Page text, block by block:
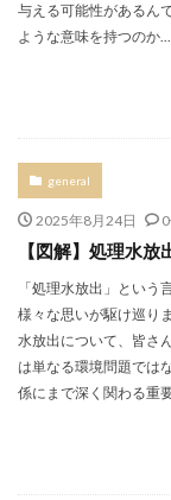
与える可能性があるん
ような意味を持つのか...
general
2025年8月24日
【図解】処理水
「処理水放出」という
様々な思いが駆け巡り
水放出について、皆さ
は単なる環境問題では
係にまで深く関わる重